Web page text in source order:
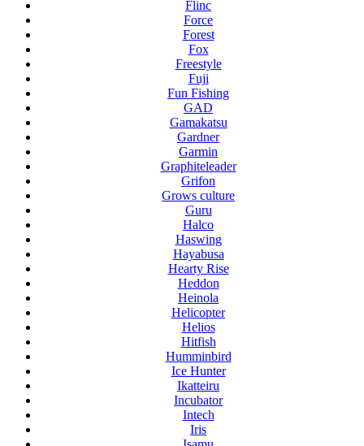
Flinc
Force
Forest
Fox
Freestyle
Fuji
Fun Fishing
GAD
Gamakatsu
Gardner
Garmin
Graphiteleader
Grifon
Grows culture
Guru
Halco
Haswing
Hayabusa
Hearty Rise
Heddon
Heinola
Helicopter
Helios
Hitfish
Humminbird
Ice Hunter
Ikatteiru
Incubator
Intech
Iris